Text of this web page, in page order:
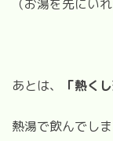
（お湯を先にい
あとは、 「熱く
熱湯で飲んでし